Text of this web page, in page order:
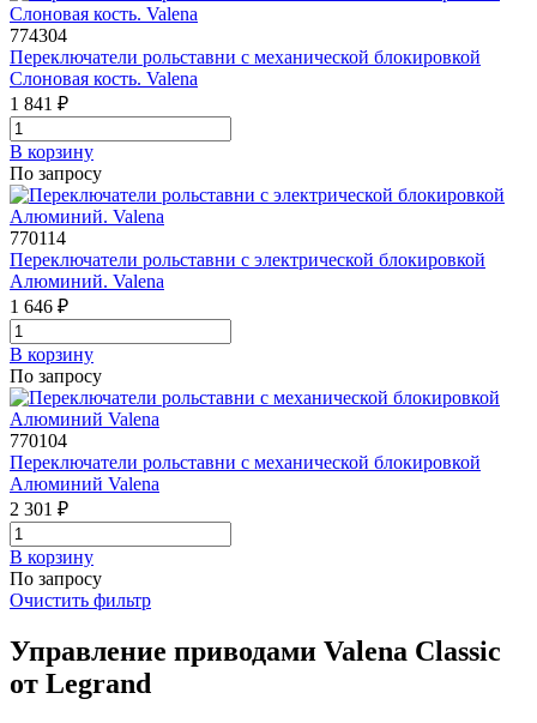
774304
Переключатели рольставни с механической блокировкой
Слоновая кость. Valena
1 841 ₽
В корзинy
По запросу
770114
Переключатели рольставни с электрической блокировкой
Алюминий. Valena
1 646 ₽
В корзинy
По запросу
770104
Переключатели рольставни с механической блокировкой
Алюминий Valena
2 301 ₽
В корзинy
По запросу
Очистить фильтр
Управление приводами Valena Classic
от Legrand